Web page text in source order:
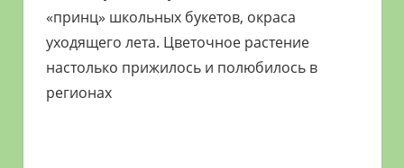
«принц» школьных букетов, окраса
уходящего лета. Цветочное растение
настолько прижилось и полюбилось в
регионах